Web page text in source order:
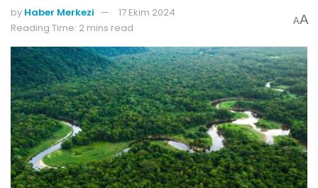
by Haber Merkezi
17 Ekim 2024
Reading Time: 2 mins read
AA